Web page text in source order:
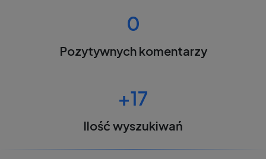
0
Pozytywnych komentarzy
+17
Ilość wyszukiwań